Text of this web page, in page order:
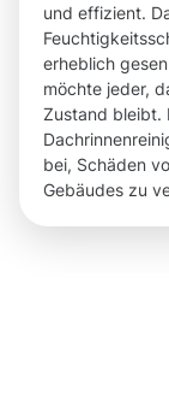
und effizient.
erheblich
möchte jeder,
Zustand bleibt.
bei, Schäden
Gebäudes zu